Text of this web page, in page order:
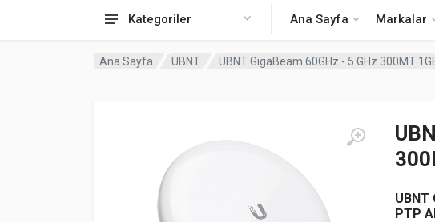
Kategoriler Ana Sayfa Markalar
Ana Sayfa UBNT UBNT GigaBeam 60GHz - 5 GHz 300MT
UBNT
PTP